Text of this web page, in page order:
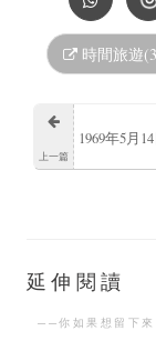
時間旅遊
上一篇
1969年5月
延伸閱讀
──你如果想留下來